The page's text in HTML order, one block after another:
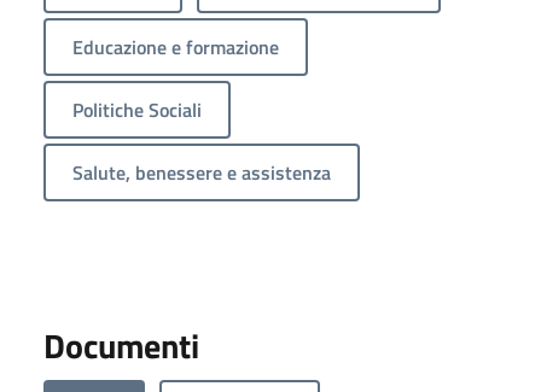
Educazione e formazione
Politiche Sociali
Salute, benessere e assistenza
Documenti